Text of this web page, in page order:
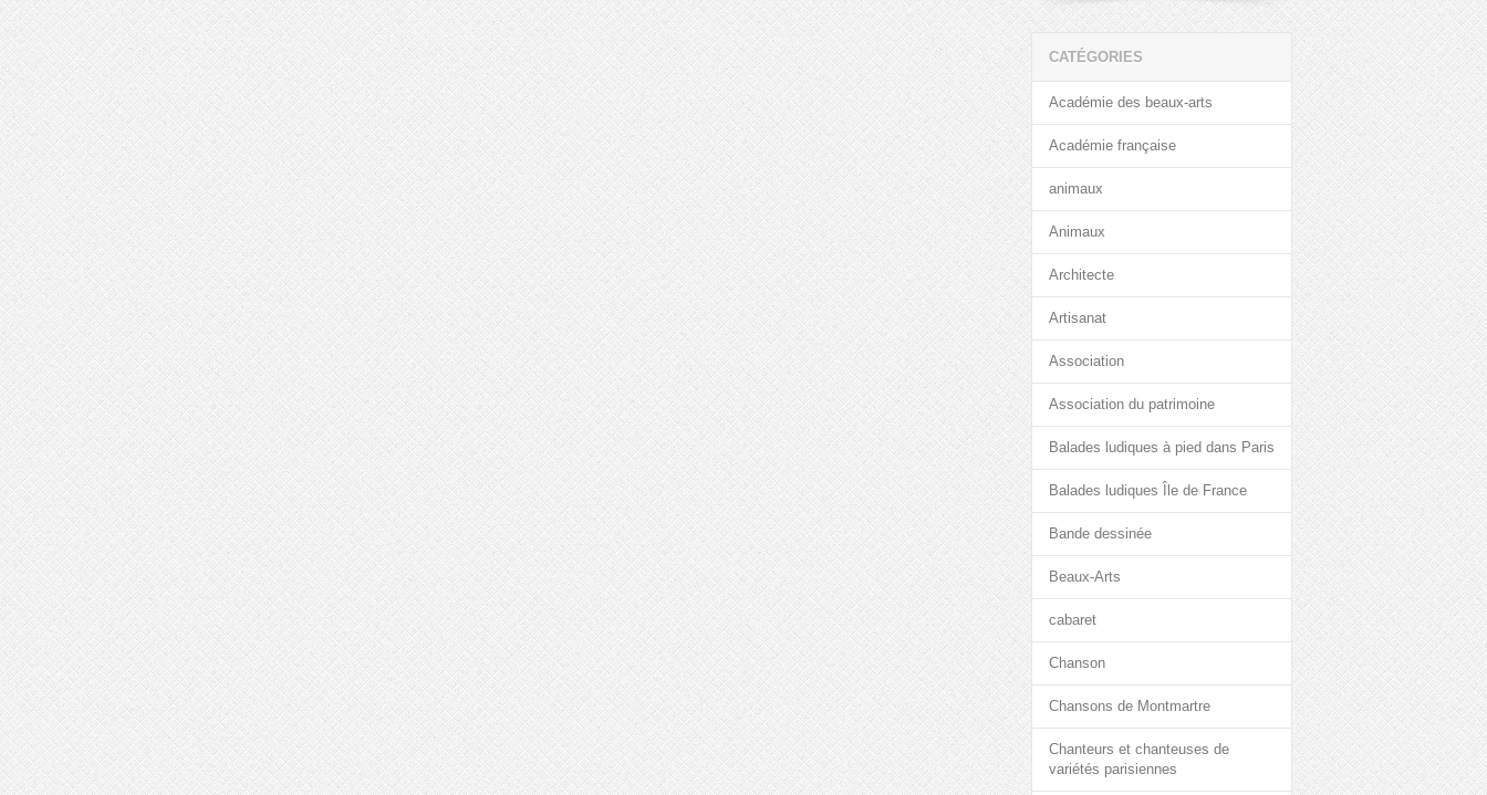
CATÉGORIES
Académie des beaux-arts
Académie française
animaux
Animaux
Architecte
Artisanat
Association
Association du patrimoine
Balades ludiques à pied dans Paris
Balades ludiques Île de France
Bande dessinée
Beaux-Arts
cabaret
Chanson
Chansons de Montmartre
Chanteurs et chanteuses de
variétés parisiennes